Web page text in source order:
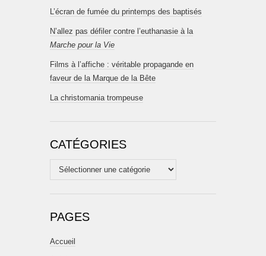
L’écran de fumée du printemps des baptisés
N’allez pas défiler contre l’euthanasie à la
Marche pour la Vie
Films à l’affiche : véritable propagande en
faveur de la Marque de la Bête
La christomania trompeuse
CATÉGORIES
Catégories
PAGES
Accueil